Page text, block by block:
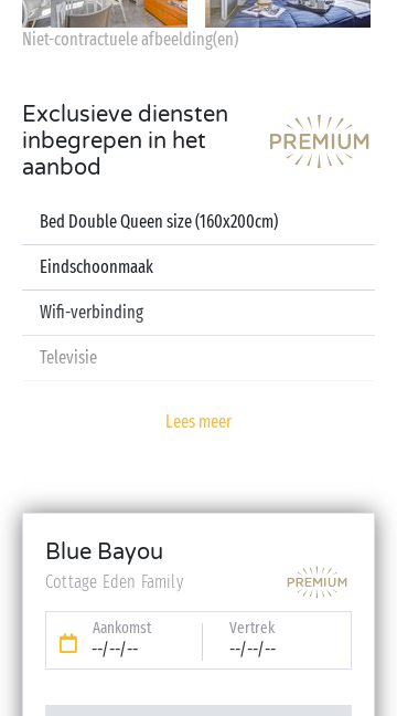
Niet-contractuele afbeelding(en)
Exclusieve diensten
inbegrepen in het
aanbod
Bed Double Queen size (160x200cm)
Eindschoonmaak
Wifi-verbinding
Televisie
Babykit (kinderbedje, hoge stoel, badje – op
reservering)
Lees meer
Blue Bayou
Cottage Eden Family
Aankomst
--/--/--
Vertrek
--/--/--